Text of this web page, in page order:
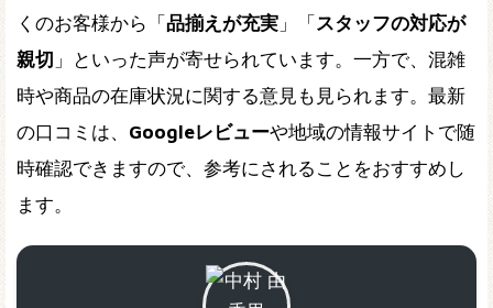
くのお客様から「 品揃えが充実 」「 スタッフの対応が
親切 」といった声が寄せられています。一方で、混雑
時や商品の在庫状況に関する意見も見られます。最新
の口コミは、 Googleレビューや地域の情報サイトで随
時確認できますので、参考にされることをおすすめし
ます。